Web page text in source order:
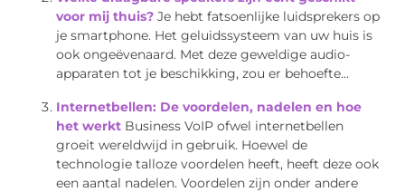
voor mij thuis? Je hebt fatsoenlijke luidsprekers op
je smartphone. Het geluidssysteem van uw huis is
ook ongeëvenaard. Met deze geweldige audio-
apparaten tot je beschikking, zou er behoefte...
Internetbellen: De voordelen, nadelen en hoe
het werkt Business VoIP ofwel internetbellen
groeit wereldwijd in gebruik. Hoewel de
technologie talloze voordelen heeft, heeft deze ook
een aantal nadelen. Voordelen zijn onder andere